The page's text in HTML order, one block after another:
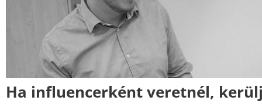
Ha influencerként veretnél,